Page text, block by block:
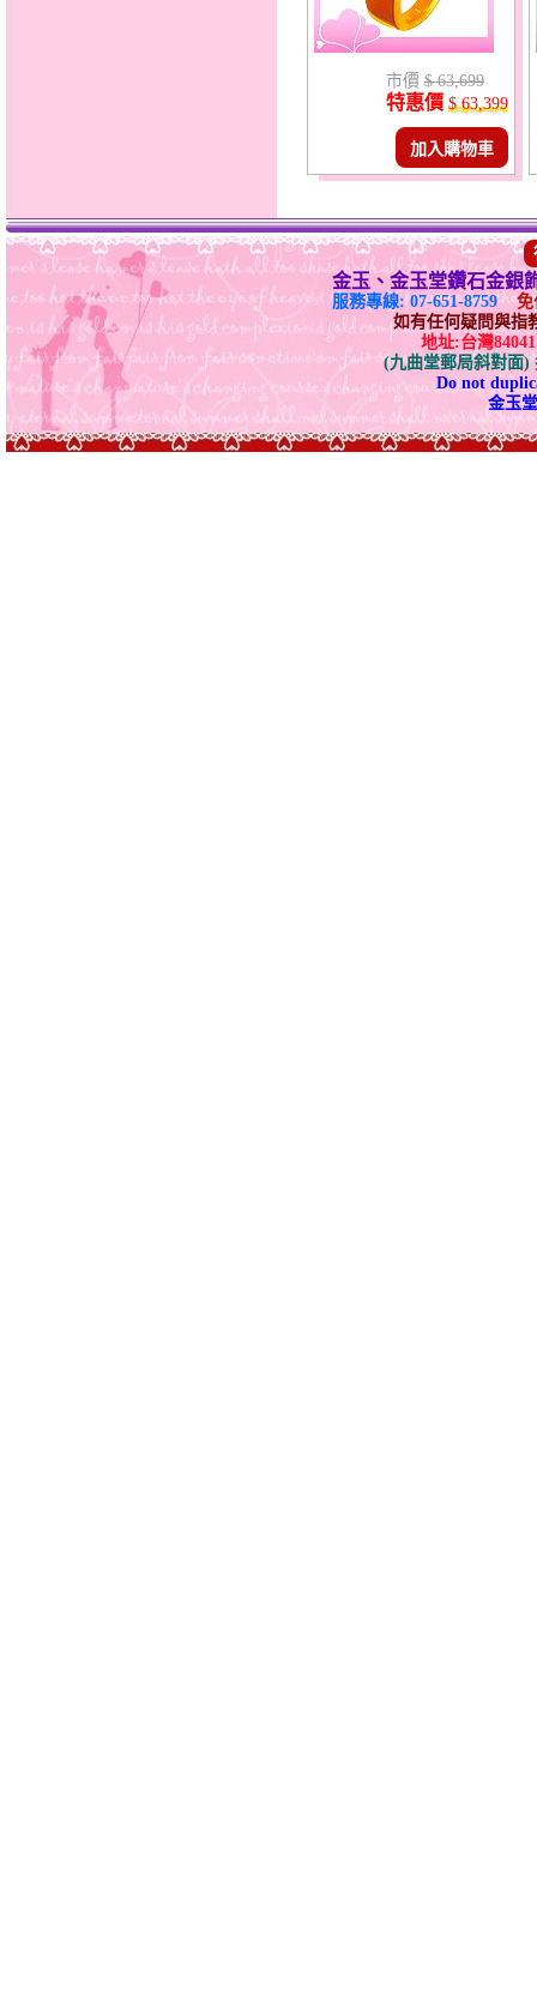
市價 $ 63,699
特惠價 $ 63,399
加入購物車
金玉、金玉堂鑽石金銀
服務專線: 07-651-8759
免
如有任何疑問與指
地址:台灣
(九曲堂郵局斜對面)
Do not
金玉